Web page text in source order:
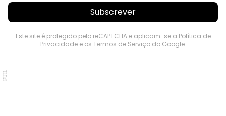
Subscrever
Este site é protegido pelo reCAPTCHA e aplicam-se a Política de
Privacidadee os Termos de Serviçodo Google.
PUB.